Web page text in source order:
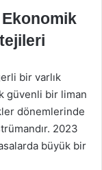
Ekonomik
bir varlık
güvenli bir liman
dönemlerinde
2023
büyük bir